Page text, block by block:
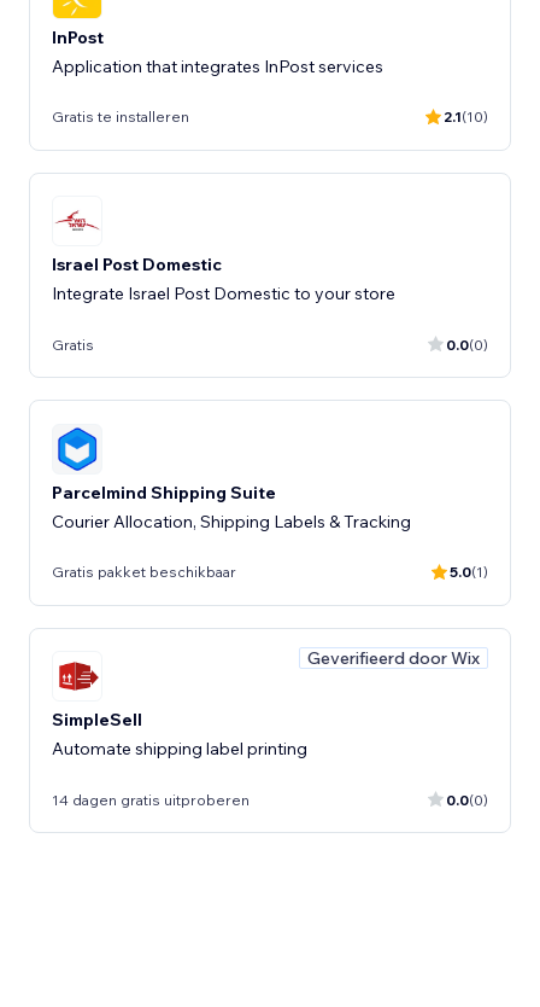
InPost
Application that integrates InPost services
Gratis te installeren 2.1(10)
Israel Post Domestic
Integrate Israel Post Domestic to your store
Gratis 0.0(0)
Parcelmind Shipping Suite
Courier Allocation, Shipping Labels & Tracking
Gratis pakket beschikbaar 5.0(1)
Geverifieerd door Wix
SimpleSell
Automate shipping label printing
14 dagen gratis uitproberen 0.0(0)